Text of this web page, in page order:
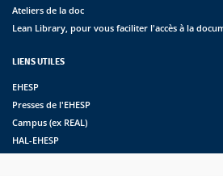
Ateliers de la doc
Lean Library, pour vous faciliter l'accès à la
LIENS UTILES
EHESP
Presses de l'EHESP
Campus (ex REAL)
HAL-EHESP